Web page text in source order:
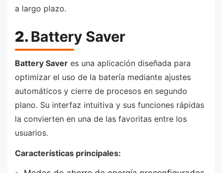
a largo plazo.
2.Battery Saver
Battery Saver es una aplicación diseñada para
optimizar el uso de la batería mediante ajustes
automáticos y cierre de procesos en segundo
plano. Su interfaz intuitiva y sus funciones rápidas
la convierten en una de las favoritas entre los
usuarios.
Características principales: